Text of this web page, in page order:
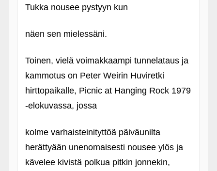
Tukka nousee pystyyn kun
näen sen mielessäni.
Toinen, vielä voimakkaampi tunnelataus ja
kammotus on Peter Weirin Huviretki
hirttopaikalle, Picnic at Hanging Rock 1979
‑elokuvassa, jossa
kolme varhaisteinityttöä päiväunilta
herättyään unenomaisesti nousee ylös ja
kävelee kivistä polkua pitkin jonnekin,